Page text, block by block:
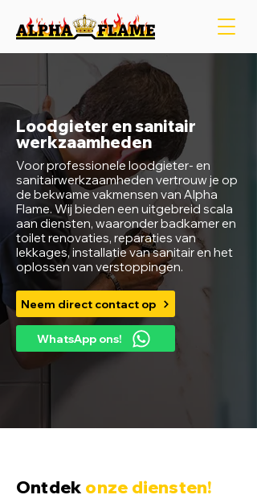
Loodgieter en sanitair
werkzaamheden
Voor professionele loodgieter- en
sanitairwerkzaamheden vertrouw je op
de bekwame vakmensen van Alpha
Flame. Wij bieden een uitgebreid scala
aan diensten, waaronder badkamer en
toilet renovaties, reparaties van
lekkages, installatie van sanitair en het
oplossen van verstoppingen.
Neem direct contact op
WhatsApp ons!
Ontdek onze diensten!